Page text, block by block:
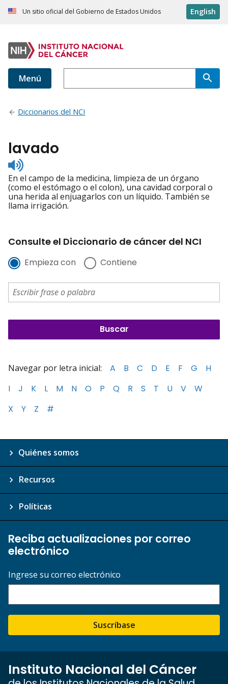
Un sitio oficial del Gobierno de Estados Unidos English
Menú
Diccionarios del NCI
lavado
Listen
to
pronunciation
En el campo de la medicina, limpieza de un órgano
(como el estómago o el colon), una cavidad corporal o
una herida al enjuagarlos con un líquido. También se
llama irrigación.
Consulte el Diccionario de cáncer del NCI
Empieza con Contiene
Navegar por letra inicial: A B C D E F G
H
I
J K L M N O P Q R S T U V
W
X
Y Z #
Quiénes somos
Recursos
Políticas
Reciba actualizaciones por correo
electrónico
Ingrese su correo electrónico
Suscríbase
Instituto Nacional del Cáncer